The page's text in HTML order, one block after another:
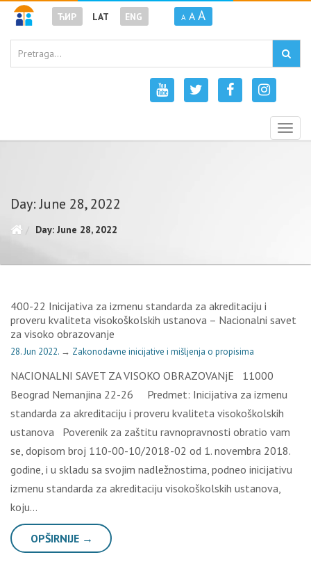
ЋИР LAT ENG A A A
Day: June 28, 2022
Day: June 28, 2022
400-22 Inicijativa za izmenu standarda za akreditaciju i
proveru kvaliteta visokoškolskih ustanova – Nacionalni savet
za visoko obrazovanje
28. Jun 2022. → Zakonodavne inicijative i mišljenja o propisima
NACIONALNI SAVET ZA VISOKO OBRAZOVANjE 11000
Beograd Nemanjina 22-26 Predmet: Inicijativa za izmenu
standarda za akreditaciju i proveru kvaliteta visokoškolskih
ustanova Poverenik za zaštitu ravnopravnosti obratio vam
se, dopisom broj 110-00-10/2018-02 od 1. novembra 2018.
godine, i u skladu sa svojim nadležnostima, podneo inicijativu
izmenu standarda za akreditaciju visokoškolskih ustanova,
koju…
OPŠIRNIJE →